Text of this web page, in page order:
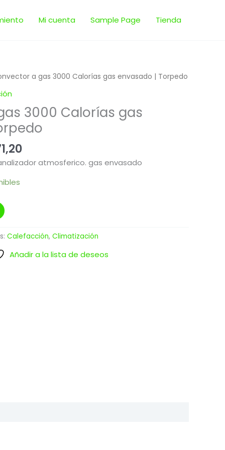
Mi cuenta Sample Page Tienda
a gas 3000 Calorías gas envasado | Torpedo
3000 Calorías gas
El
es:
$ 2.271,20.
atmosferico. gas envasado
Calefacción, Climatización
Añadir a la lista de deseos